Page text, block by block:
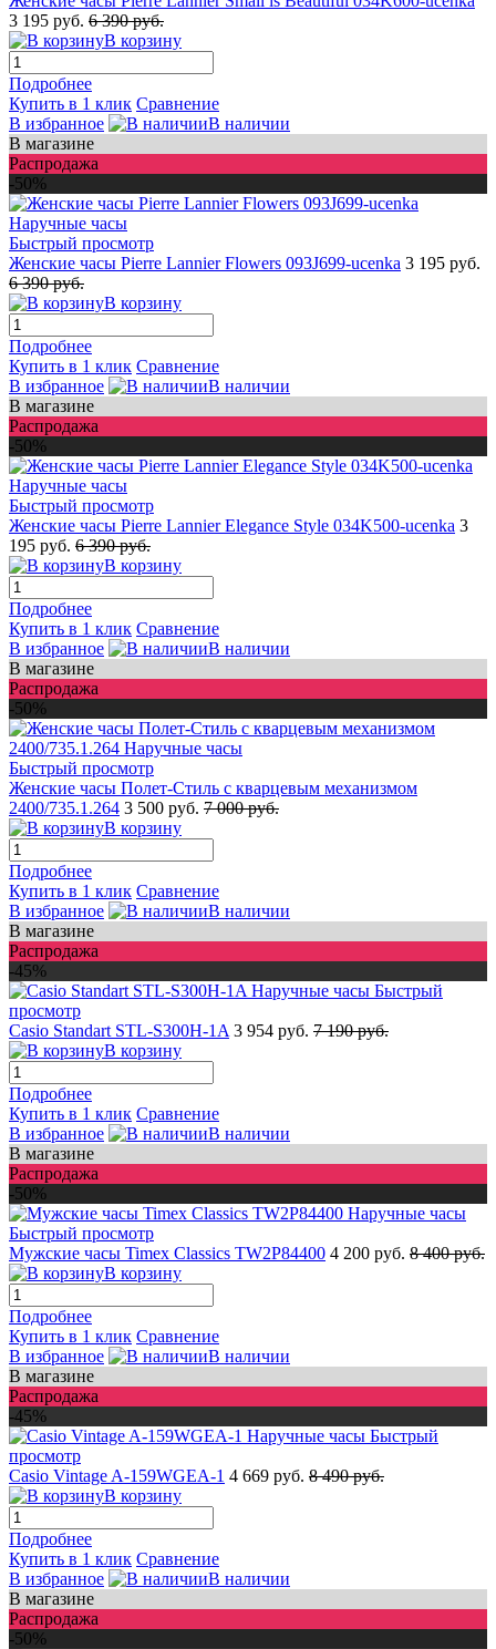
3 195 руб. 6 390 руб.
В корзину
Подробнее
Купить в 1 клик Сравнение
В избранное
В наличии
В магазине
Распродажа
-50%
Быстрый просмотр
Женские часы Pierre Lannier Flowers 093J699-ucenka 3 195 руб.
6 390 руб.
В корзину
Подробнее
Купить в 1 клик Сравнение
В избранное
В наличии
В магазине
Распродажа
-50%
Быстрый просмотр
Женские часы Pierre Lannier Elegance Style 034K500-ucenka 3
195 руб. 6 390 руб.
В корзину
Подробнее
Купить в 1 клик Сравнение
В избранное
В наличии
В магазине
Распродажа
-50%
Быстрый просмотр
Женские часы Полет-Стиль с кварцевым механизмом
2400/735.1.264 3 500 руб. 7 000 руб.
В корзину
Подробнее
Купить в 1 клик Сравнение
В избранное
В наличии
В магазине
Распродажа
-45%
Быстрый
просмотр
Casio Standart STL-S300H-1A 3 954 руб. 7 190 руб.
В корзину
Подробнее
Купить в 1 клик Сравнение
В избранное
В наличии
В магазине
Распродажа
-50%
Быстрый просмотр
Мужские часы Timex Classics TW2P84400 4 200 руб. 8 400 руб.
В корзину
Подробнее
Купить в 1 клик Сравнение
В избранное
В наличии
В магазине
Распродажа
-45%
Быстрый
просмотр
Casio Vintage A-159WGEA-1 4 669 руб. 8 490 руб.
В корзину
Подробнее
Купить в 1 клик Сравнение
В избранное
В наличии
В магазине
Распродажа
-50%